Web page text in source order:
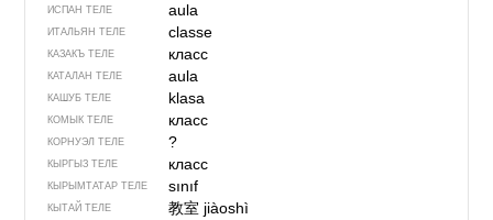
ИСПАН ТЕЛЕ aula
ИТАЛЬЯН ТЕЛЕ classe
КАЗАКЪ ТЕЛЕ класс
КАТАЛАН ТЕЛЕ aula
КАШУБ ТЕЛЕ klasa
КОМЫК ТЕЛЕ класс
КОРНУЭЛ ТЕЛЕ ?
КЫРГЫЗ ТЕЛЕ класс
КЫРЫМТАТАР ТЕЛЕ sınıf
КЫТАЙ ТЕЛЕ 教室 jiàoshì